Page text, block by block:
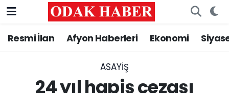
Resmi İlan Afyon Haberleri Ekonomi
ASAYİŞ
24 yıl hapis cezası
AFYONKARAHİSAR HABERLERİ
Nöbetçi Eczaneler